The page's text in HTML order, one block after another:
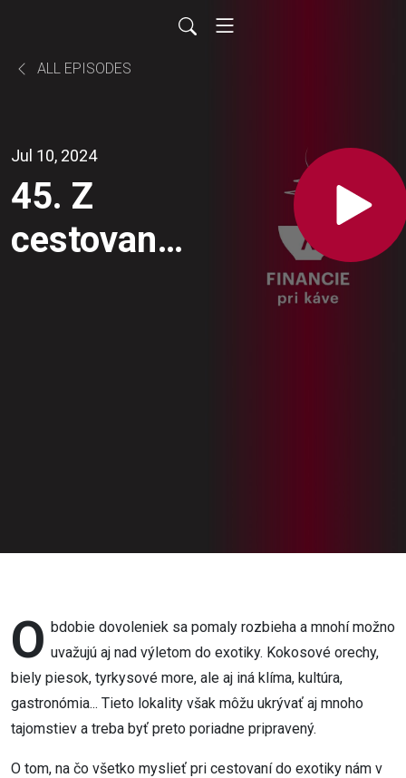
ALL EPISODES
Jul 10, 2024
45. Z
cestovania
O bdobie dovoleniek sa pomaly rozbieha a mnohí možno
uvažujú aj nad výletom do exotiky. Kokosové orechy,
biely piesok, tyrkysové more, ale aj iná klíma, kultúra,
gastronómia... Tieto lokality však môžu ukrývať aj mnoho
tajomstiev a treba byť preto poriadne pripravený.
O tom, na čo všetko myslieť pri cestovaní do exotiky nám v